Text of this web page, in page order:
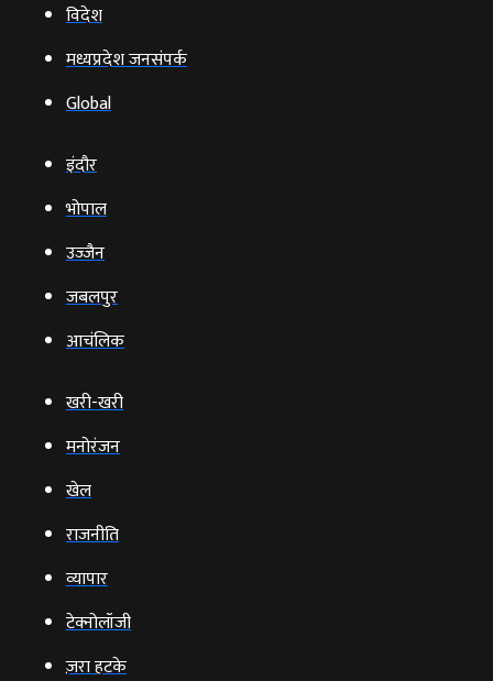
विदेश
मध्यप्रदेश जनसंपर्क
Global
इंदौर
भोपाल
उज्‍जैन
जबलपुर
आचंलिक
खरी-खरी
मनोरंजन
खेल
राजनीति
व्‍यापार
टेक्‍नोलॉजी
ज़रा हटके